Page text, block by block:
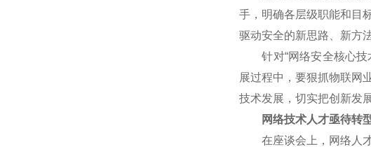
手，明确各层级职能和目
驱动安全的新思路、新方
针对“网络安全核心技
展过程中，要狠抓物联网
技术发展，切实把创新发
网络技术人才亟待转
在座谈会上，网络人才